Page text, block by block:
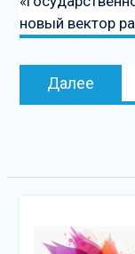
новый вектор
Далее